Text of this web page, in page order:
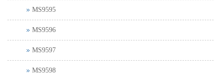
MS9595
MS9596
MS9597
MS9598